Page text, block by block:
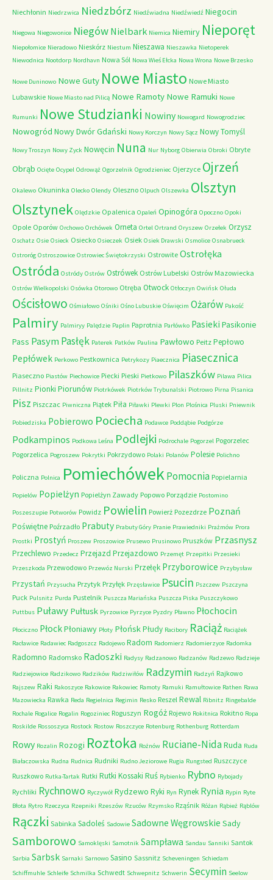
Niechłonin Niedrzwica Niedzbórz Niedźwiadna Niedźwiedź Niegocin
Niegowa Niegowonice Niegów Nielbark Niemica Niemiry Nieporęt
Niepołomice Nieradowo Nieskórz Niestum Nieszawa Nieszawka Nietoperek
Niewodnica Nootdorp Nordhavn Nowa Sól Nowa Wieś Ełcka Nowa Wrona Nowe Brzesko
Nowe Duninowo Nowe Guty Nowe Miasto Nowe Miasto
Lubawskie Nowe Miasto nad Pilicą Nowe Ramoty Nowe Ramuki Nowe
Rumunki Nowe Studzianki Nowiny Nowogard Nowogrodziec
Nowogród Nowy Dwór Gdański Nowy Korczyn Nowy Sącz Nowy Tomyśl
Nowy Troszyn Nowy Zyck Nowęcin Nuna Nur Nyborg Obierwia Obroki Obryte
Obrąb Ocięte Ocypel Odrowąż Ogorzelnik Ogrodzieniec Ojerzyce Ojrzeń
Okalewo Okuninka Olecko Olendy Oleszno Olpuch Olszewka Olsztyn
Olsztynek Olędzkie Opalenica Opaleń Opinogóra Opoczno Opoki
Opole Oporów Orchowo Orchówek Orneta Ortel Ortrand Oryszew Orzełek Orzysz
Oschatz Osie Osieck Osiecko Osieczek Osiek Osiek Drawski Osmolice Osnabrueck
Ostroróg Ostroszowice Ostrowiec Świętokrzyski Ostrowite Ostrołęka
Ostróda Ostródy Ostrów Ostrówek Ostrów Lubelski Ostrów Mazowiecka
Ostrów Wielkopolski Osówka Otorowo Otręba Otwock Otłoczyn Owińsk Ołuda
Ościsłowo Ośmiałowo Ośniki Ośno Lubuskie Oświęcim Ożarów Pakość
Palmiry Palmiryy Palędzie Paplin Paprotnia Parłówko Pasieki Pasikonie
Pass PasymPasłęk Paterek Patków Paulina Pawłowo Peitz Pepłowo
Pepłówek Perkowo Pestkownica Petrykozy Piaecznica Piasecznica
Piaseczno Piastów Piechowice Piecki Pieski Pietkowo Pilaszków Pilawa Pilica
Pillnitz Pionki Piorunów Piotrkówek Piotrków Trybunalski Piotrowo Pirna Pisanica
Pisz Piszczac Piwniczna Piątek Piła Piławki Plewki Plon Plośnica Pluski Pniewnik
Pobiedziska Pobierowo Pociecha Podawce Poddąbie Podgórze
Podkampinos Podkowa Leśna Podlejki Podrochale Pogorzel Pogorzelec
Pogorzelica Pogroszew Pokrytki Pokrzydowo Polaki Polanów Polesie Polichno
Policzna Polnica PomiechówekPomocnia Popielarnia
Popielów Popielżyn Popielżyn Zawady Popowo Porządzie Postomino
Poszeszupie Potworów Powidz Powielin Powierż Pozezdrze Poznań
Poświętne Poźrzadło Prabuty Prabuty Góry Pranie Prawiedniki Prażmów Prora
Prostki Prostyń Proszew Proszowice Prusewo Prusinowo Pruszków Przasnysz
Przechlewo Przedecz Przejazd Przejazdowo Przemęt Przepitki Przesieki
Przeszkoda Przewodowo Przewóz Nurski Przełęk Przyborowice Przybysław
Przystań Przysucha Przytyk Przyłęk Przęsławice Psucin Pszczew Pszczyna
Puck Pulsnitz Purda Pustelnik Puszcza Mariańska Puszcza Piska Puszczykowo
Puttbus Puławy Pułtusk Pyrzowice Pyrzyce Pyzdry Pławno Płochocin
Płociczno PłockPłoniawy Płoty PłońskPłudy Racibory Raciąż Raciążek
Racławice Radawiec Radgoszcz Radojewo Radom Radomierz Radomierzyce Radomka
Radomno Radomsko Radoszki Radysy Radzanowo Radzanów Radzewo Radzieje
Radziejowice Radzikowo Radzików Radziwiłów Radzymin Radzyń Rajkowo
Rajszew Raki Rakoszyce Rakowice Rakowiec Ramoty Ramuki Ramułtowice Rathen Rawa
Mazowiecka Rawka Reda Regielnica Regimin Resko Reszel Rewal Ribnitz Ringebalde
Rochale Rogalice Rogalin Rogoziniec Roguszyn Rogóż Rojewo Rokitnica Rokitno Ropa
Roskilde Rossoszyca Rostock Rostow Roszczyce Rotenburg Rothenburg Rotterdam
Rowy Rozalin Rozogi Roztoka Rożnów Ruciane-NidaRuda Ruda
Białaczowska Rudna Rudnica Rudniki Rudno Jeziorowe Rugia Rungsted Ruszczyce
Ruszkowo Rutka-Tartak Rutki Rutki Kossaki Ruś Rybienko Rybno Rybojady
Rychliki Rychnowo Ryczywół Rydzewo Ryki Ryn Rynek Rynia Rypin Ryte
Błota Rytro Rzeczyca Rzepniki Rzeszów Rzuców Rzymsko Rząśnik Różan Rąbież Rąblów
Rączki Sabinka Sadoleś Sadowie Sadowne Węgrowskie Sady
Samborowo Samoklęski Samotnik Sampława Sandau Sanniki Santok
Sarbia Sarbsk Sarnaki Sarnowo Sasino Sassnitz Scheveningen Schiedam
Schiffmuhle Schleife Schmilka Schwedt Schwepnitz Schwerin Secymin Seelow